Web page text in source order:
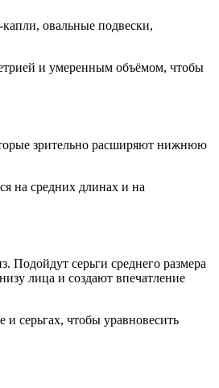
овальные подвески,
и умеренным объёмом, чтобы
зрительно расширяют нижнюю
на средних длинах и на
серьги среднего размера
лица и создают впечатление
серьгах, чтобы уравновесить